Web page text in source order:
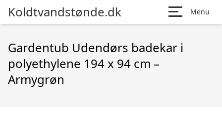
Koldtvandstønde.dk Menu
Gardentub Udendørs badekar i
polyethylene 194 x 94 cm –
Armygrøn